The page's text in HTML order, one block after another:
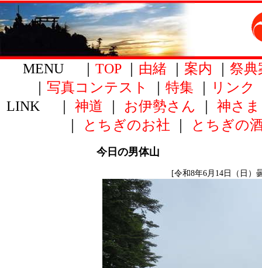
MENU ｜ TOP｜ 由緒 案内
祭典
写真コンテスト 特集 リンク
LINK ｜ 神道 お伊勢さん 神さま
とちぎのお社 とちぎの
今日の男体山
[令和8年6月14日（日）